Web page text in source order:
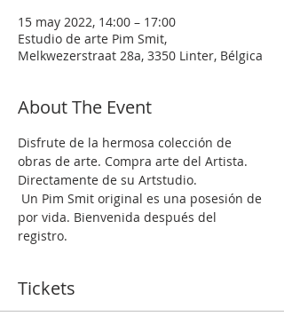
15 may 2022, 14:00 – 17:00
Estudio de arte Pim Smit,
Melkwezerstraat 28a, 3350 Linter, Bélgica
About The Event
Disfrute de la hermosa colección de
obras de arte. Compra arte del Artista.
Directamente de su Artstudio.
por vida. Bienvenida después del
registro.
Tickets